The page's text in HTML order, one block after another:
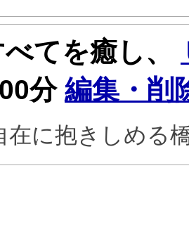
てを癒し、
分 編集・削
在に抱きしめる